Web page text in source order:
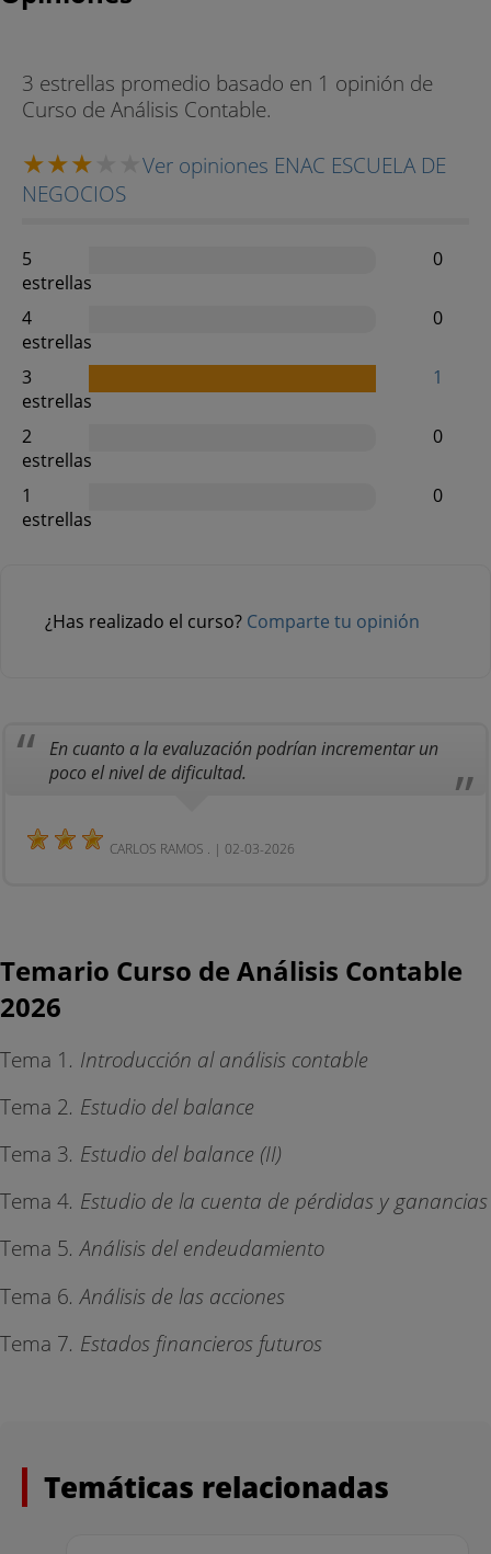
3 estrellas promedio basado en 1 opinión de
Curso de Análisis Contable.
Ver opiniones ENAC ESCUELA DE
NEGOCIOS
5
estrellas
0
4
estrellas
0
3
estrellas
1
2
estrellas
0
1
estrellas
0
¿Has realizado el curso? Comparte tu opinión
En cuanto a la evaluzación podrían incrementar un
poco el nivel de dificultad.
CARLOS RAMOS . | 02-03-2026
Temario Curso de Análisis Contable
2026
Tema 1. Introducción al análisis contable
Tema 2. Estudio del balance
Tema 3. Estudio del balance (II)
Tema 4. Estudio de la cuenta de pérdidas y ganancias
Tema 5. Análisis del endeudamiento
Tema 6. Análisis de las acciones
Tema 7. Estados financieros futuros
Temáticas relacionadas